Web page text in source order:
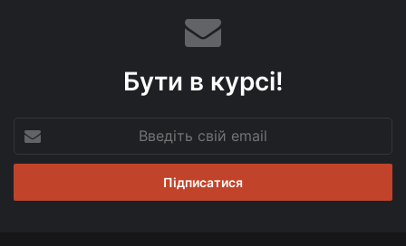
Бути в курсі!
свій
email